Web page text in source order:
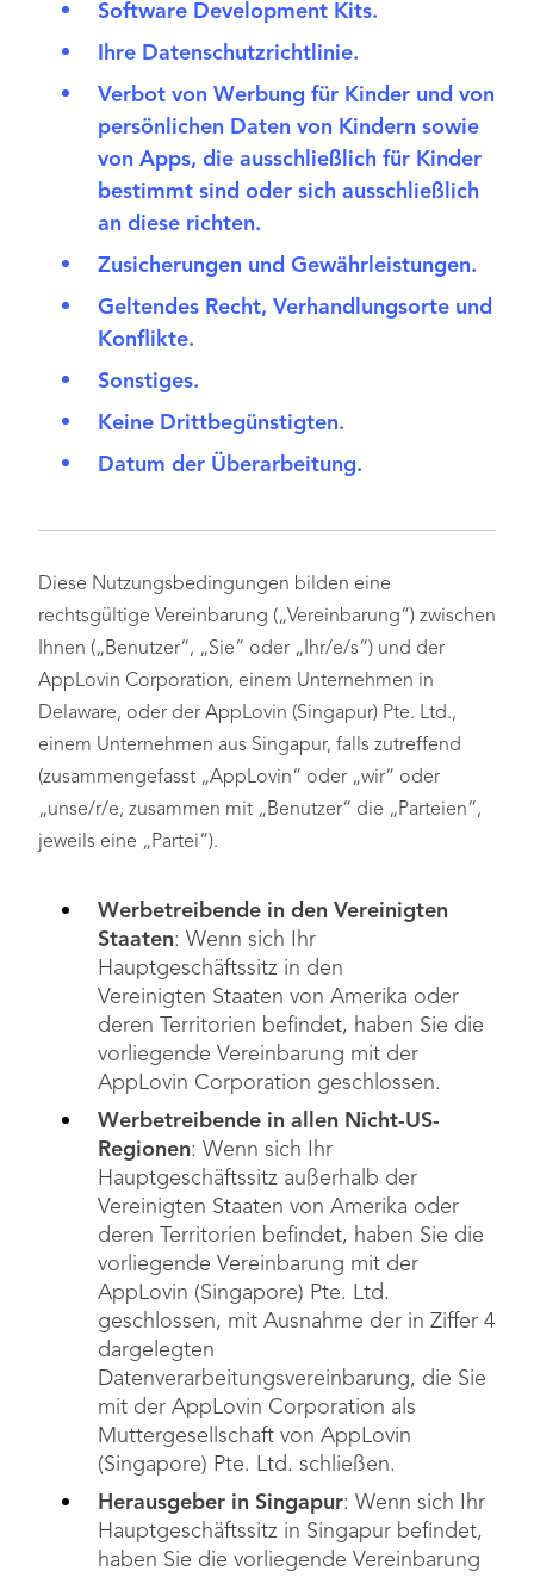
Software Development Kits.
Ihre Datenschutzrichtlinie.
Verbot von Werbung für Kinder und von
persönlichen Daten von Kindern sowie
von Apps, die ausschließlich für Kinder
bestimmt sind oder sich ausschließlich
an diese richten.
Zusicherungen und Gewährleistungen.
Geltendes Recht, Verhandlungsorte und
Konflikte.
Sonstiges.
Keine Drittbegünstigten.
Datum der Überarbeitung.
Diese Nutzungsbedingungen bilden eine
rechtsgültige Vereinbarung („Vereinbarung“) zwischen
Ihnen („Benutzer“, „Sie“ oder „Ihr/e/s“) und der
AppLovin Corporation, einem Unternehmen in
Delaware, oder der AppLovin (Singapur) Pte. Ltd.,
einem Unternehmen aus Singapur, falls zutreffend
(zusammengefasst „AppLovin“ oder „wir“ oder
„unse/r/e, zusammen mit „Benutzer“ die „Parteien“,
jeweils eine „Partei“).
Werbetreibende in den Vereinigten
Staaten: Wenn sich Ihr
Hauptgeschäftssitz in den
Vereinigten Staaten von Amerika oder
deren Territorien befindet, haben Sie die
vorliegende Vereinbarung mit der
AppLovin Corporation geschlossen.
Werbetreibende in allen Nicht-US-
Regionen: Wenn sich Ihr
Hauptgeschäftssitz außerhalb der
Vereinigten Staaten von Amerika oder
deren Territorien befindet, haben Sie die
vorliegende Vereinbarung mit der
AppLovin (Singapore) Pte. Ltd.
geschlossen, mit Ausnahme der in Ziffer 4
dargelegten
Datenverarbeitungsvereinbarung, die Sie
mit der AppLovin Corporation als
Muttergesellschaft von AppLovin
(Singapore) Pte. Ltd. schließen.
Herausgeber in Singapur: Wenn sich Ihr
Hauptgeschäftssitz in Singapur befindet,
haben Sie die vorliegende Vereinbarung